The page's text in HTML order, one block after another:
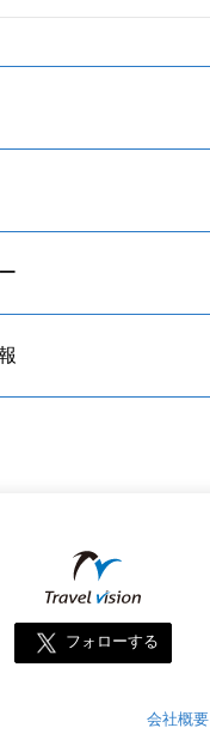
フォローする
会社概要